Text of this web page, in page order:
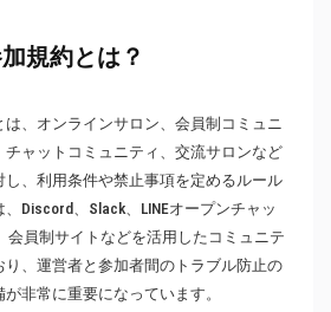
規約とは？
は、オンラインサロン、会員制コミュニ
チャットコミュニティ、交流サロンなど
し、利用条件や禁止事項を定めるルール
Discord、Slack、LINEオープンチャッ
会員制サイトなどを活用したコミュニテ
り、運営者と参加者間のトラブル防止の
非常に重要になっています。